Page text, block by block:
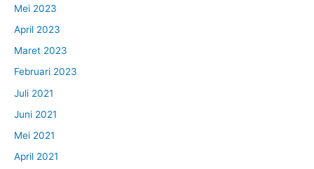
Mei 2023
April 2023
Maret 2023
Februari 2023
Juli 2021
Juni 2021
Mei 2021
April 2021